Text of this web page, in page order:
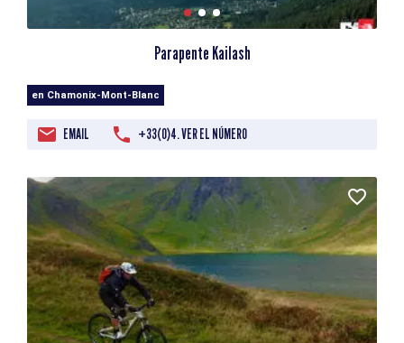
Parapente Kailash
en Chamonix-Mont-Blanc
EMAIL +33(0)4. VER EL NÚMERO